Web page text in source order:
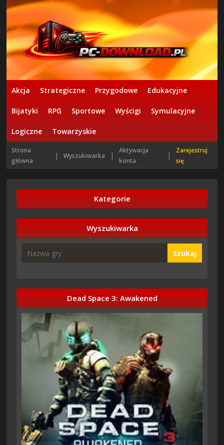
Akcja Strategiczne Przygodowe Edukacyjne
Bijatyki RPG Sportowe Wyścigi Symulacyjne
Logiczne Towarzyskie
Strona
główna
| Wyszukiwarka |
Aktywacja
konta
|
Zarejestruj
się
Kategorie
Wyszukiwarka
Szukaj
Dead Space 3: Awakened